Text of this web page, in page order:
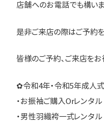
店舗へのお電話でも構い
是非ご来店の際はご予約
皆様のご予約、ご来店をお
✿令和4年・令和5年成人
・お振袖ご購入Orレンタル
・男性羽織袴一式レンタル